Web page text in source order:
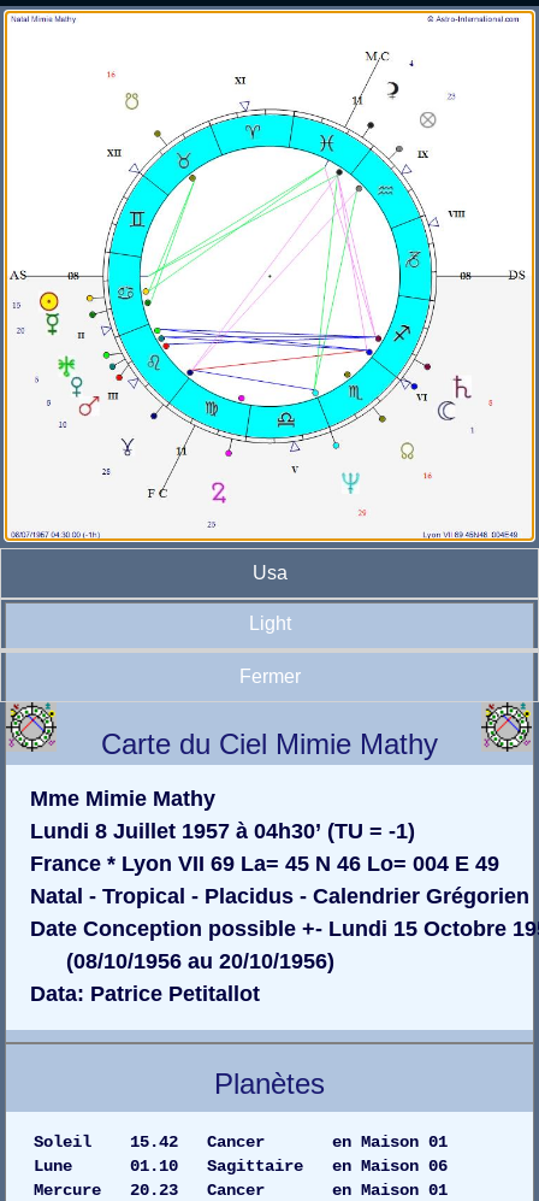
Usa
Light
Fermer
Carte du Ciel Mimie Mathy
Mme Mimie Mathy
Lundi 8 Juillet 1957 à 04h30’ (TU = -1)
France * Lyon VII 69 La= 45 N 46 Lo= 004 E 49
Natal - Tropical - Placidus - Calendrier Grégorien
Date Conception possible +- Lundi 15 Octobre
(08/10/1956 au 20/10/1956)
Data: Patrice Petitallot
Planètes
Soleil 15.42 Cancer en
Lune 01.10 Sagittaire en
Mercure 20.23 Cancer en